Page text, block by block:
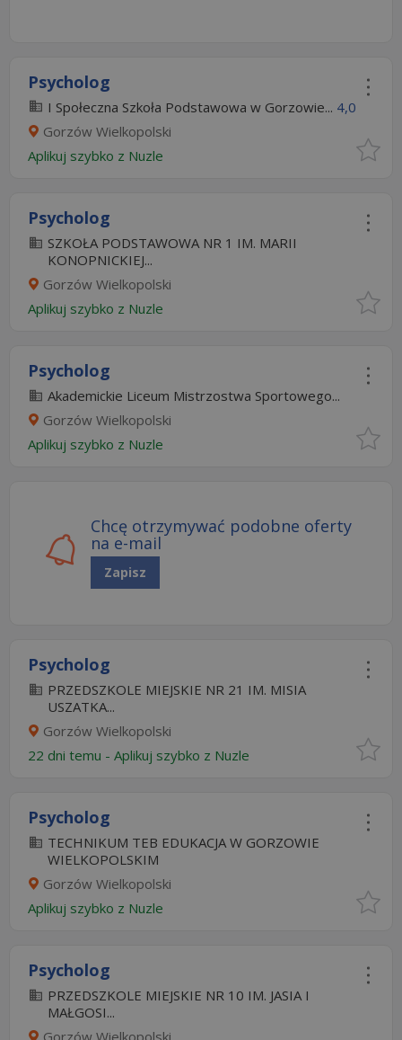
Psycholog
I Społeczna Szkoła Podstawowa w Gorzowie... 4,0
Gorzów Wielkopolski
Aplikuj szybko z Nuzle
Psycholog
SZKOŁA PODSTAWOWA NR 1 IM. MARII
KONOPNICKIEJ...
Gorzów Wielkopolski
Aplikuj szybko z Nuzle
Psycholog
Akademickie Liceum Mistrzostwa Sportowego...
Gorzów Wielkopolski
Aplikuj szybko z Nuzle
Chcę otrzymywać podobne oferty
na e-mail
Zapisz
Psycholog
PRZEDSZKOLE MIEJSKIE NR 21 IM. MISIA
USZATKA...
Gorzów Wielkopolski
22 dni temu - Aplikuj szybko z Nuzle
Psycholog
TECHNIKUM TEB EDUKACJA W GORZOWIE
WIELKOPOLSKIM
Gorzów Wielkopolski
Aplikuj szybko z Nuzle
Psycholog
PRZEDSZKOLE MIEJSKIE NR 10 IM. JASIA I
MAŁGOSI...
Gorzów Wielkopolski